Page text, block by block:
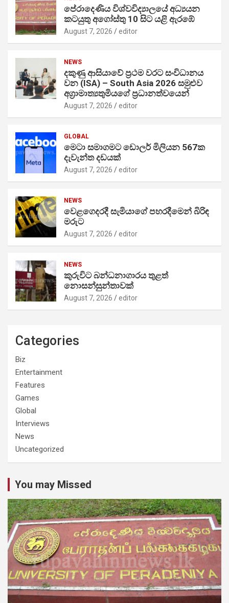
පේරාදෙණිය විශ්වවිද්‍යාලයේ අධ්‍යයන
කටයුතු අගෝස්තු 10 සිට යළි ඇරඹේ
August 7, 2026 editor
NEWS
දකුණු ආසියාවේ ප්‍රථම වරට සංවිධානය
වන (ISA) – South Asia 2026 සමුළුව
අග්‍රාමාත්‍යතුමියගේ ප්‍රධානත්වයෙන්
August 7, 2026 editor
GLOBAL
මෙටා සමාගමට ඩොලර් මිලියන 567ක
දැවැන්ත දඩයක්
August 7, 2026 editor
NEWS
වෙළගෙදරදී සැමියාගේ පහරදීමෙන් බිරිඳ
මරුට
August 7, 2026 editor
NEWS
කුරුවිට බන්ධනාගාරය තුළත්
නොසන්සුන්තාවක්
August 7, 2026 editor
Categories
Biz
Entertainment
Features
Games
Global
Interviews
News
Uncategorized
You may Missed